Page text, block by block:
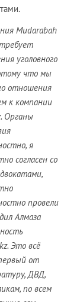
Mudarabah
уголовного
что мы
отношения
к компании
Органы
я
согласен со
провели
Алмаза
Это всё
от
ДВД,
по всем